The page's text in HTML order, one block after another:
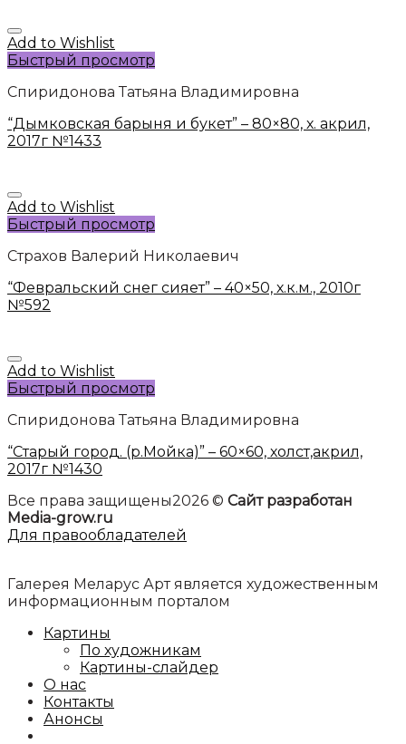
Add to Wishlist
Быстрый просмотр
Спиридонова Татьяна Владимировна
“Дымковская барыня и букет” – 80×80, х. акрил,
2017г №1433
Add to Wishlist
Быстрый просмотр
Страхов Валерий Николаевич
“Февральский снег сияет” – 40×50, х.к.м., 2010г
№592
Add to Wishlist
Быстрый просмотр
Спиридонова Татьяна Владимировна
“Старый город. (р.Мойка)” – 60×60, холст,акрил,
2017г №1430
Все права защищены2026 © Сайт разработан
Media-grow.ru
Для правообладателей
Галерея Меларус Арт является художественным
информационным порталом
Картины
По художникам
Картины-слайдер
О нас
Контакты
Анонсы